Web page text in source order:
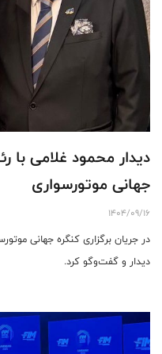
دیدار محمود غلامی با
جهانی موتورسواری
1404/09/16
در جریان برگزاری کنگره جهانی
دیدار و گفت‌وگو کرد.